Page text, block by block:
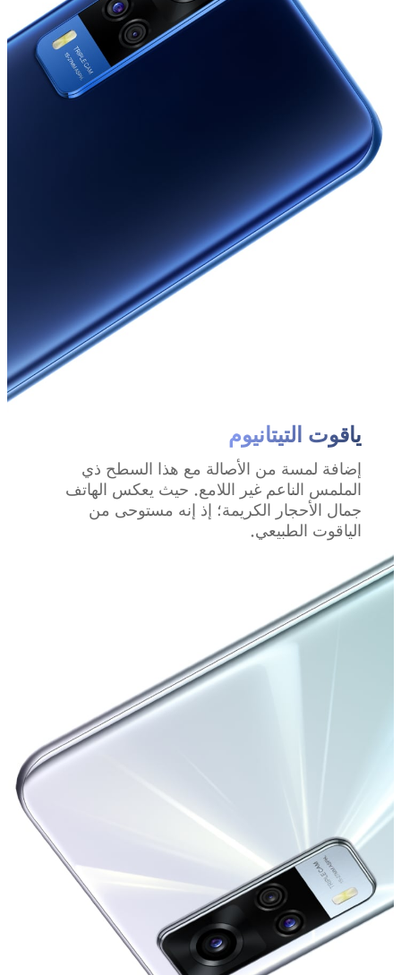
ياقوت التيتانيوم
إضافة لمسة من الأصالة مع هذا السطح ذي
الملمس الناعم غير اللامع. حيث يعكس الهاتف
جمال الأحجار الكريمة؛ إذ إنه مستوحى من
الياقوت الطبيعي.